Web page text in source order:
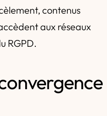
contenus
aux réseaux
RGPD.